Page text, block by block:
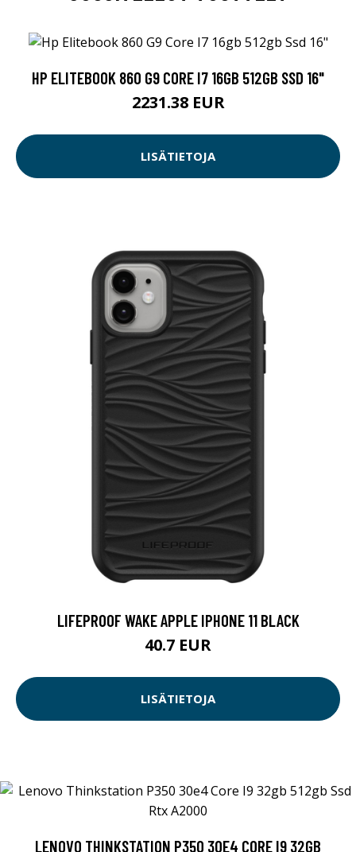
HP ELITEBOOK 860 G9 CORE I7 16GB 512GB SSD 16"
2231.38 EUR
LISÄTIETOJA
LIFEPROOF WAKE APPLE IPHONE 11 BLACK
40.7 EUR
LISÄTIETOJA
LENOVO THINKSTATION P350 30E4 CORE I9 32GB